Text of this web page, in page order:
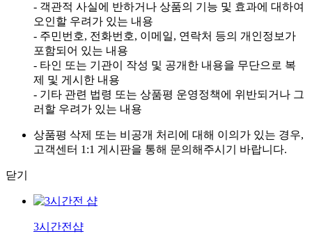
- 객관적 사실에 반하거나 상품의 기능 및 효과에 대하여
오인할 우려가 있는 내용
- 주민번호, 전화번호, 이메일, 연락처 등의 개인정보가
포함되어 있는 내용
- 타인 또는 기관이 작성 및 공개한 내용을 무단으로 복
제 및 게시한 내용
- 기타 관련 법령 또는 상품평 운영정책에 위반되거나 그
러할 우려가 있는 내용
상품평 삭제 또는 비공개 처리에 대해 이의가 있는 경우,
고객센터 1:1 게시판을 통해 문의해주시기 바랍니다.
닫기
3시간전샵